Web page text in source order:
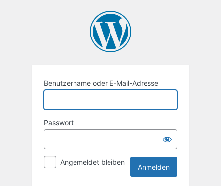
Benutzername oder E-Mail-Adresse
Passwort
Angemeldet bleiben